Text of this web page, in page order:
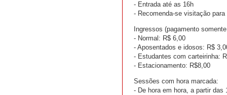
- Entrada até as 16h
- Recomenda-se visitação
Ingressos (pagamento
- Normal: R$ 6,00
- Aposentados e idosos: R$
- Estudantes com carteirinha:
- Estacionamento: R$8,00
Sessões com hora marcada:
- De hora em hora, a partir das